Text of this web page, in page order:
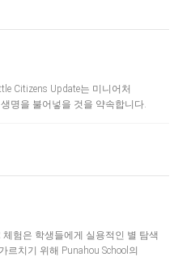
Citizens Update는 미니어처
명을 불어넣을 것을 약속합니다.
험은 학생들에게 실용적인 별 탐색
르치기 위해 Punahou School의